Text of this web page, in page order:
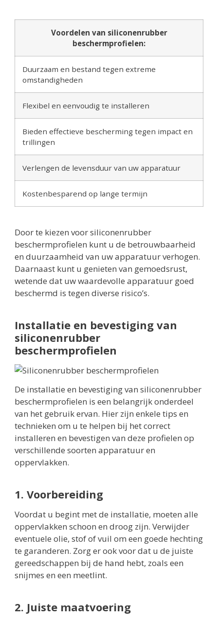
Voordelen van siliconenrubber
beschermprofielen:
Duurzaam en bestand tegen extreme
omstandigheden
Flexibel en eenvoudig te installeren
Bieden effectieve bescherming tegen impact en
trillingen
Verlengen de levensduur van uw apparatuur
Kostenbesparend op lange termijn
Door te kiezen voor siliconenrubber
beschermprofielen kunt u de betrouwbaarheid
en duurzaamheid van uw apparatuur verhogen.
Daarnaast kunt u genieten van gemoedsrust,
wetende dat uw waardevolle apparatuur goed
beschermd is tegen diverse risico’s.
Installatie en bevestiging van
siliconenrubber
beschermprofielen
De installatie en bevestiging van siliconenrubber
beschermprofielen is een belangrijk onderdeel
van het gebruik ervan. Hier zijn enkele tips en
technieken om u te helpen bij het correct
installeren en bevestigen van deze profielen op
verschillende soorten apparatuur en
oppervlakken.
1. Voorbereiding
Voordat u begint met de installatie, moeten alle
oppervlakken schoon en droog zijn. Verwijder
eventuele olie, stof of vuil om een goede hechting
te garanderen. Zorg er ook voor dat u de juiste
gereedschappen bij de hand hebt, zoals een
snijmes en een meetlint.
2. Juiste maatvoering